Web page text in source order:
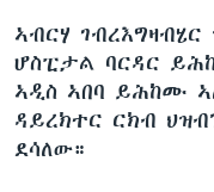
ኣብርሃ
ሆስፒታል ባርዳር
ኣዲስ ኣበባ ይሕከሙ
ዳይረክተር ርክብ
ደሳለው።